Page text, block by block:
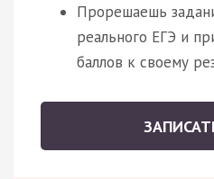
Прорешаешь
реального ЕГЭ и
баллов к своему